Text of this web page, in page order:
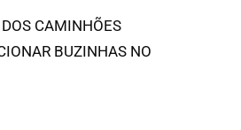
CAMINHÕES
BUZINHAS NO